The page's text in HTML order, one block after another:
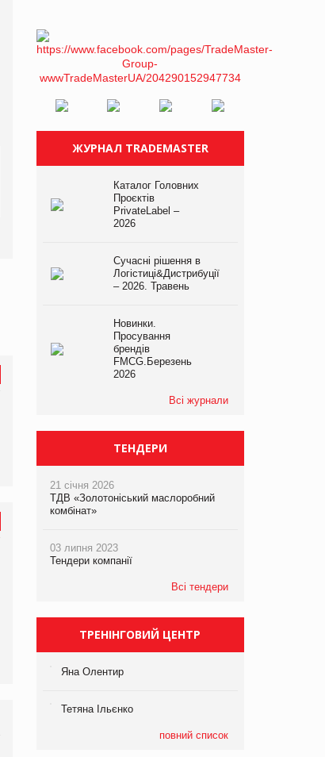
виробництва
компанії «УкраМарин»
ЖУРНАЛ TRADEMASTER
Каталог Головних
Проєктів
PrivateLabel –
2026
Сучасні рішення в
Логістиці&Дистрибуції
– 2026. Травень
Новинки.
Просування
брендів
FMCG.Березень
2026
Всі журнали
ТЕНДЕРИ
21 січня 2026
ТДВ «Золотоніський маслоробний
комбінат»
03 липня 2023
Тендери компанії
Всі тендери
ТРЕНІНГОВИЙ ЦЕНТР
Яна Олентир
Тетяна Ільєнко
повний список